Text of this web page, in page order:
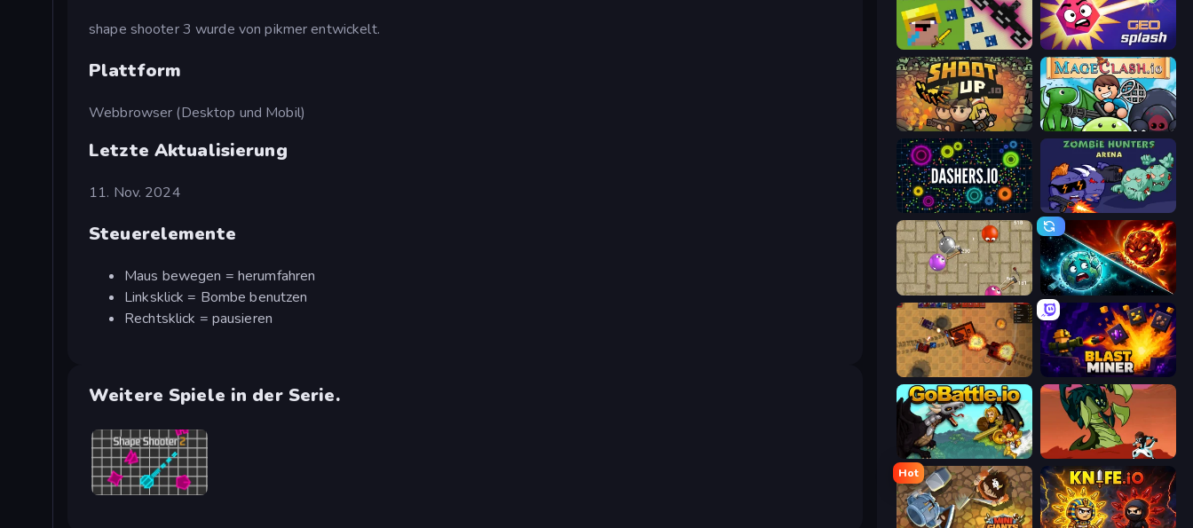
shape shooter 3 wurde von pikmer entwickelt.
Plattform
Webbrowser (Desktop und Mobil)
Letzte Aktualisierung
11. Nov. 2024
Steuerelemente
Maus bewegen = herumfahren
Linksklick = Bombe benutzen
Rechtsklick = pausieren
Weitere Spiele in der Serie.
Shape Shooter 2
CrazySteve.io GEOsplash
Shootup.io Mageclash.io
Dashers.io Zombie Hunters Online
Balloons.io PlanetCrush 2
Tanko.io Blast Miner
GoBattle.io Monster Impact
Hot